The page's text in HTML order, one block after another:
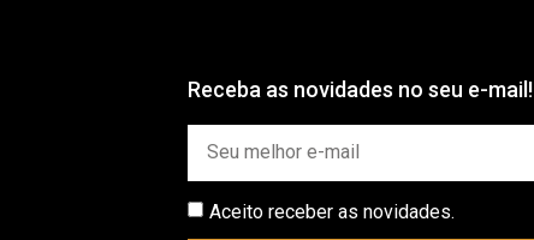
Receba as novidades no seu e-mail!
Aceito receber as novidades.